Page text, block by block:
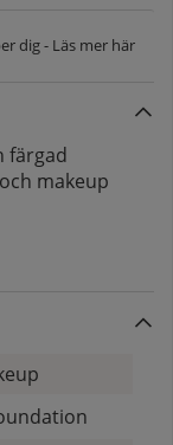
dig - Läs mer här
färgad
makeup